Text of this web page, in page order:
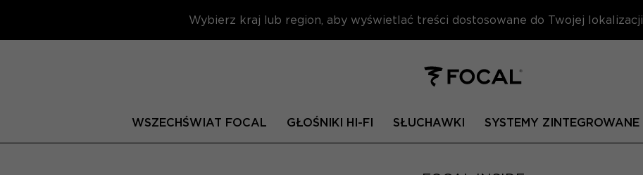
Wybierz kraj lub region, aby wyświetlać treści dostosowane do Twojej lokalizacji.
WSZECHŚWIAT FOCAL GŁOŚNIKI HI-FI SŁUCHAWKI SYSTEMY ZINTEGROWANE